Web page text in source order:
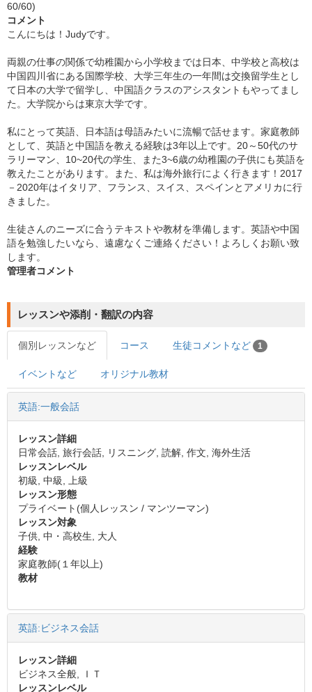
60/60)
コメント
こんにちは！Judyです。
両親の仕事の関係で幼稚園から小学校までは日本、中学校と高校は
中国四川省にある国際学校、大学三年生の一年間は交換留学生とし
て日本の大学で留学し、中国語クラスのアシスタントもやってまし
た。大学院からは東京大学です。
私にとって英語、日本語は母語みたいに流暢で話せます。家庭教師
として、英語と中国語を教える経験は3年以上です。20～50代のサ
ラリーマン、10~20代の学生、また3~6歳の幼稚園の子供にも英語を
教えたことがあります。また、私は海外旅行によく行きます！2017
－2020年はイタリア、フランス、スイス、スペインとアメリカに行
きました。
生徒さんのニーズに合うテキストや教材を準備します。英語や中国
語を勉強したいなら、遠慮なくご連絡ください！よろしくお願い致
します。
管理者コメント
レッスンや添削・翻訳の内容
個別レッスンなど コース 生徒コメントなど 1
イベントなど オリジナル教材
英語:一般会話
レッスン詳細
日常会話, 旅行会話, リスニング, 読解, 作文, 海外生活
レッスンレベル
初級, 中級, 上級
レッスン形態
プライベート(個人レッスン / マンツーマン)
レッスン対象
子供, 中・高校生, 大人
経験
家庭教師(１年以上)
教材
英語:ビジネス会話
レッスン詳細
ビジネス全般, ＩＴ
レッスンレベル